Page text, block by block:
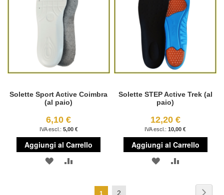
Solette Sport Active Coimbra
(al paio)
6,10 €
5,00 €
Aggiungi al Carrello
AGGIUNGIAGGIUNGI
Solette STEP Active Trek (al
paio)
12,20 €
10,00 €
Aggiungi al Carrello
AGGIUNGI
Pagina
Attualmente
1 Pagina
2